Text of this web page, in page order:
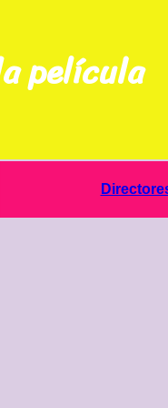
película